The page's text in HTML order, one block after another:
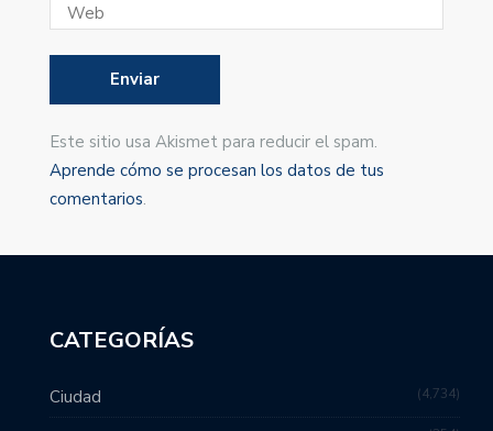
Este sitio usa Akismet para reducir el spam.
Aprende cómo se procesan los datos de tus
comentarios.
CATEGORÍAS
Ciudad 4,734